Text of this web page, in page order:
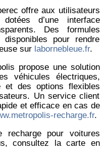
offre aux utilisateurs
d’une interface
Des formules
disponibles pour rendre
sur labornebleue.fr.
propose une solution
véhicules électriques,
et des options flexibles
Un service client
et efficace en cas de
recharge.fr.
recharge pour voitures
consultez la carte en